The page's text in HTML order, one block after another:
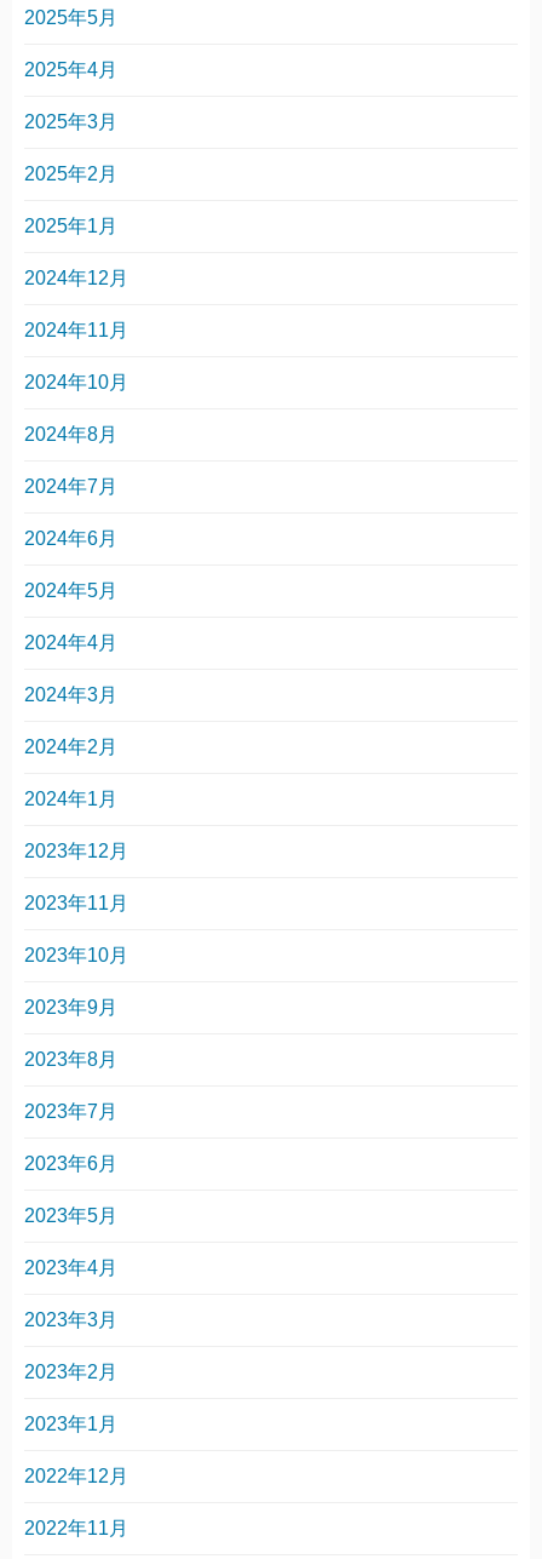
2025年5月
2025年4月
2025年3月
2025年2月
2025年1月
2024年12月
2024年11月
2024年10月
2024年8月
2024年7月
2024年6月
2024年5月
2024年4月
2024年3月
2024年2月
2024年1月
2023年12月
2023年11月
2023年10月
2023年9月
2023年8月
2023年7月
2023年6月
2023年5月
2023年4月
2023年3月
2023年2月
2023年1月
2022年12月
2022年11月